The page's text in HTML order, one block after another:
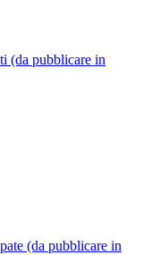
(da pubblicare in
(da pubblicare in